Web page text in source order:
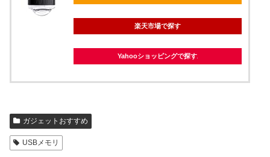
楽天市場で探す
Yahooショッピングで探す
ガジェットおすすめ
USBメモリ